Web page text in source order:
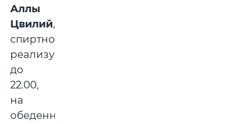
Аллы
Цвилий,
спиртное
реализуется
до
22.00,
на
обеденное